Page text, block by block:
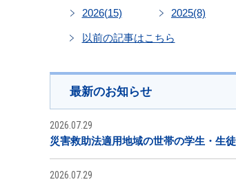
2026(15) 2025(8)
以前の記事はこちら
最新のお知らせ
2026.07.29
災害救助法適用地域の世帯の学生・生
2026.07.29